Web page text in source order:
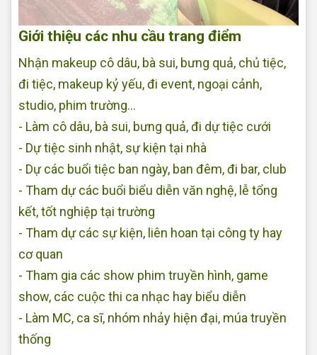
Giới thiệu các nhu cầu trang điểm
Nhận makeup cô dâu, bà sui, bưng quả, chủ tiệc,
đi tiệc, makeup kỷ yếu, đi event, ngoại cảnh,
studio, phim trường...
- Làm cô dâu, bà sui, bưng quả, đi dự tiệc cưới
- Dự tiệc sinh nhật, sự kiện tại nhà
- Dự các buổi tiệc ban ngày, ban đêm, đi bar, club
- Tham dự các buổi biểu diễn văn nghệ, lễ tổng
kết, tốt nghiệp tại trường
- Tham dự các sự kiện, liên hoan tại công ty hay
cơ quan
- Tham gia các show phim truyền hình, game
show, các cuộc thi ca nhạc hay biểu diễn
- Làm MC, ca sĩ, nhóm nhảy hiện đại, múa truyền
thống